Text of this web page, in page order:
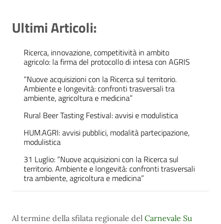
Ultimi Articoli:
Ricerca, innovazione, competitività in ambito
agricolo: la firma del protocollo di intesa con AGRIS
“Nuove acquisizioni con la Ricerca sul territorio.
Ambiente e longevità: confronti trasversali tra
ambiente, agricoltura e medicina”
Rural Beer Tasting Festival: avvisi e modulistica
HUM.AGRI: avvisi pubblici, modalità partecipazione,
modulistica
31 Luglio: “Nuove acquisizioni con la Ricerca sul
territorio. Ambiente e longevità: confronti trasversali
tra ambiente, agricoltura e medicina”
Al termine della sfilata regionale del Carnevale Su